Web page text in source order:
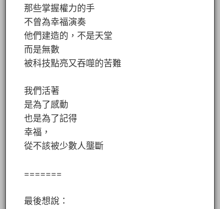
那些掌握權力的手
不曾為幸福演奏
他們建造的，不是天堂
而是無數
被科技點亮又吞噬的苦難
我們活著
是為了感動
也是為了記得
幸福，
從不該被少數人壟斷
=======
最後想說：